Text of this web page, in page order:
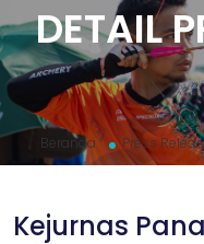
DETAIL
Beranda Press
Kejurnas